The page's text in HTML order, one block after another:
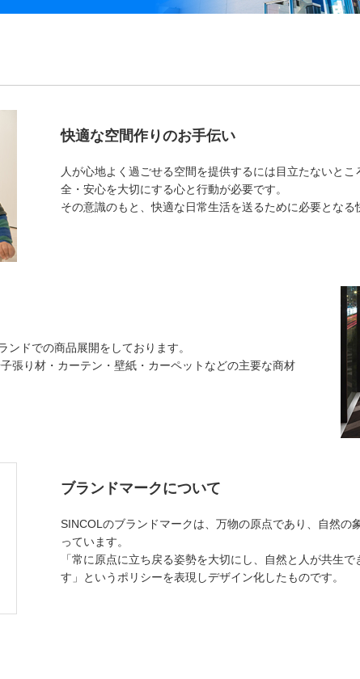
快適な空間作りのお手伝い
人が心地よく過ごせる空間を提供するには目立たないと
全・安心を大切にする心と行動が必要です。
その意識のもと、快適な日常生活を送るために必要となる
ドでの商品展開をしております。
張り材・カーテン・壁紙・カーペットなどの主要な商材
ブランドマークについて
SINCOLのブランドマークは、万物の原点であり、自然の
っています。
「常に原点に立ち戻る姿勢を大切にし、自然と人が共生
す」というポリシーを表現しデザイン化したものです。